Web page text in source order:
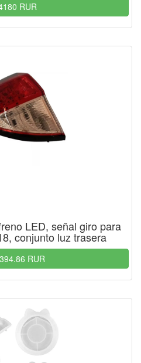
RUR
LED, señal giro para
conjunto luz trasera
RUR